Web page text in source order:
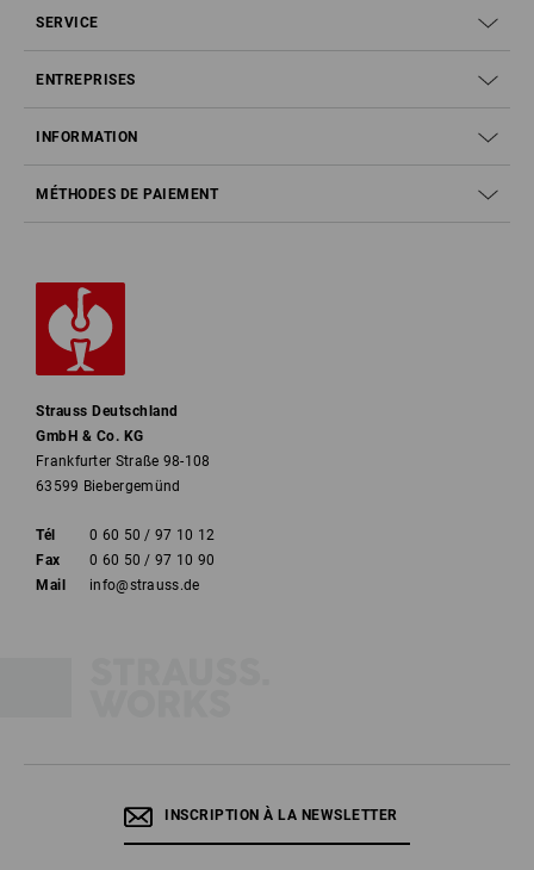
SERVICE
ENTREPRISES
INFORMATION
MÉTHODES DE PAIEMENT
Strauss Deutschland
GmbH & Co. KG
Frankfurter Straße 98-108
63599 Biebergemünd
Tél
0 60 50 / 97 10 12
Fax
0 60 50 / 97 10 90
Mail
info@strauss.de
INSCRIPTION À LA NEWSLETTER